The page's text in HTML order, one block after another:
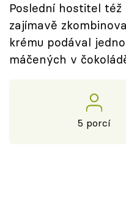
Sledujte prima+
Přihlášení
Poslední hostitel
zajímavě
krému podával
máčených v
5 porcí